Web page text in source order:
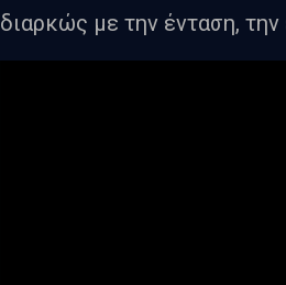
διαρκώς με την ένταση,